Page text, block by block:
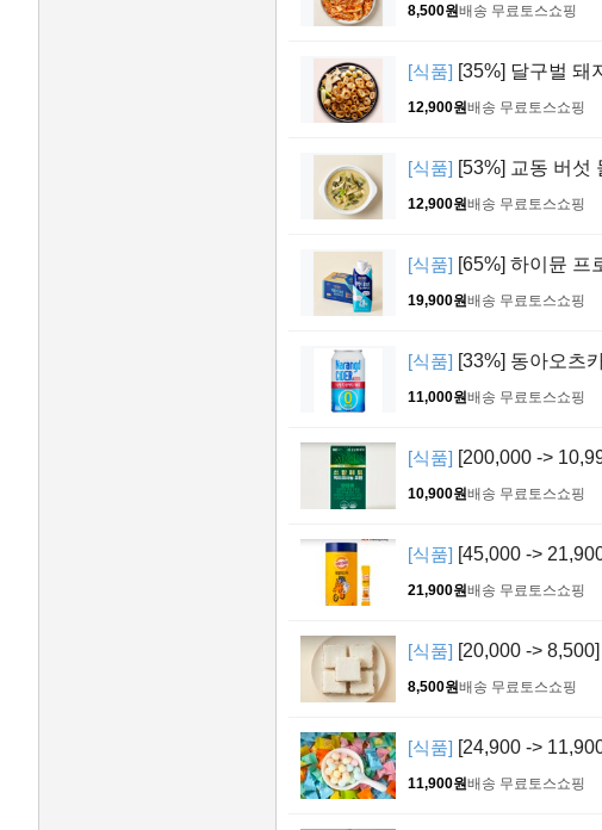
8,500원배송 무료 토스쇼핑
[식품] [35%] 달구벌 돼
12,900원배송 무료 토스쇼핑
[식품] [53%] 교동 버섯
12,900원배송 무료 토스쇼핑
[식품] [65%] 하이뮨 프
19,900원배송 무료 토스쇼핑
[식품] [33%] 동아오츠
11,000원배송 무료 토스쇼핑
[식품] [200,000 ->
10,900원배송 무료 토스쇼핑
[식품] [45,000 ->
21,900원배송 무료 토스쇼핑
[식품] [20,000 ->
8,500원배송 무료 토스쇼핑
[식품] [24,900 ->
11,900원배송 무료 토스쇼핑